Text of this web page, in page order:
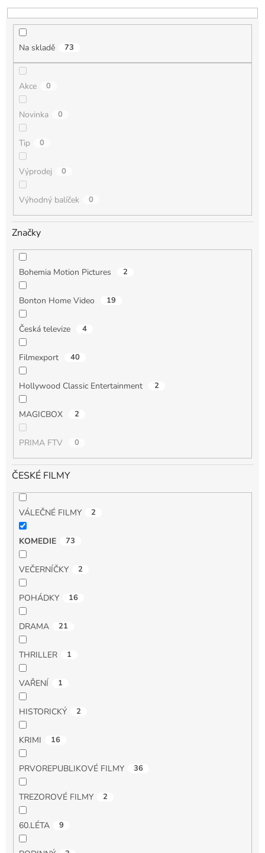
u
Na skladě 73
Akce 0
Novinka 0
Tip 0
Výprodej 0
Výhodný balíček 0
Značky
Bohemia Motion Pictures 2
Bonton Home Video 19
Česká televize 4
Filmexport 40
Hollywood Classic Entertainment 2
MAGICBOX 2
PRIMA FTV 0
ČESKÉ FILMY
VÁLEČNÉ FILMY 2
KOMEDIE 73
VEČERNÍČKY 2
POHÁDKY 16
DRAMA 21
THRILLER 1
VAŘENÍ 1
HISTORICKÝ 2
KRIMI 16
PRVOREPUBLIKOVÉ FILMY 36
TREZOROVÉ FILMY 2
60.LÉTA 9